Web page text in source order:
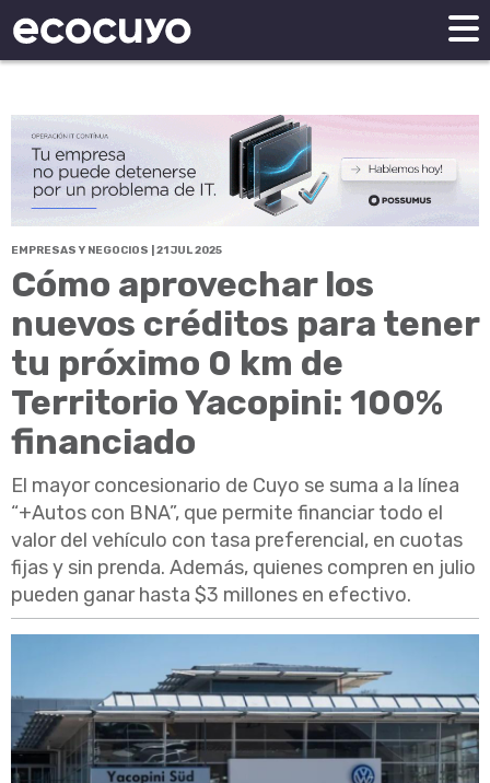
EMPRESAS Y NEGOCIOS | 21 JUL 2025
Cómo aprovechar los
nuevos créditos para tener
tu próximo 0 km de
Territorio Yacopini: 100%
financiado
El mayor concesionario de Cuyo se suma a la línea
“+Autos con BNA”, que permite financiar todo el
valor del vehículo con tasa preferencial, en cuotas
fijas y sin prenda. Además, quienes compren en julio
pueden ganar hasta $3 millones en efectivo.